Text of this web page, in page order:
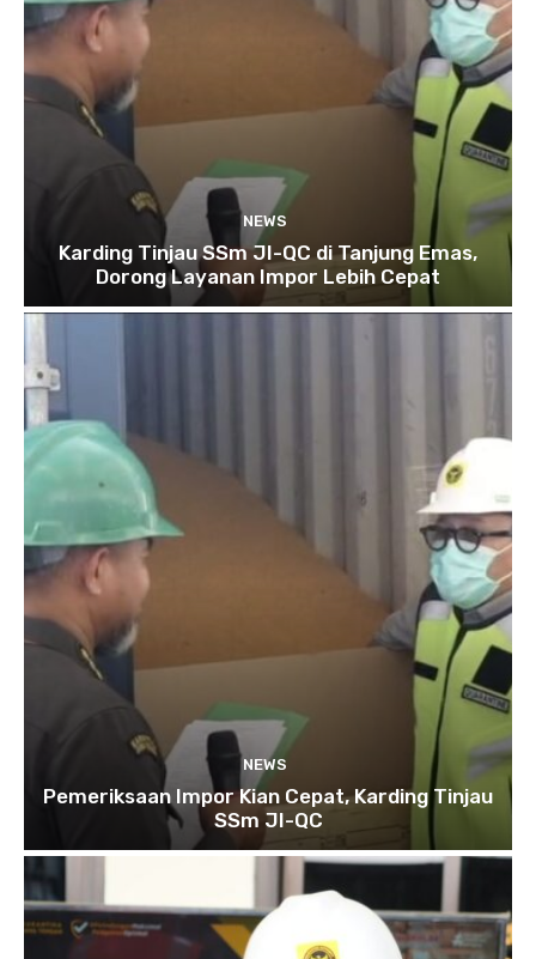
NEWS
Karding Tinjau SSm JI-QC di Tanjung Emas,
Dorong Layanan Impor Lebih Cepat
NEWS
Pemeriksaan Impor Kian Cepat, Karding Tinjau
SSm JI-QC